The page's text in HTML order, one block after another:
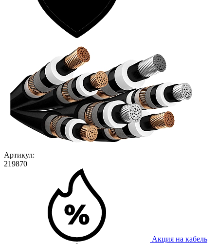
Артикул:
219870
Акция на кабель